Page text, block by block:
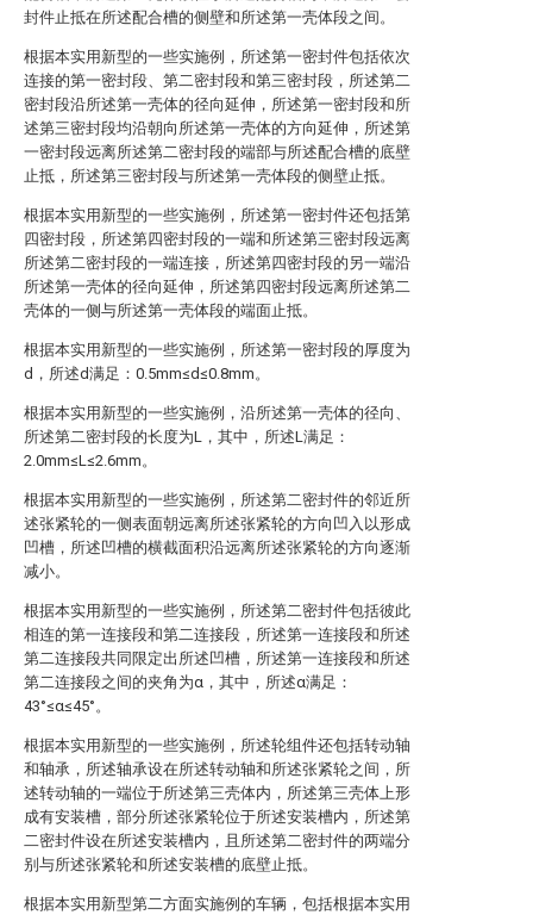
封件止抵在所述配合槽的侧壁和所述第一壳体段之间。
根据本实用新型的一些实施例，所述第一密封件包括依次
连接的第一密封段、第二密封段和第三密封段，所述第二
密封段沿所述第一壳体的径向延伸，所述第一密封段和所
述第三密封段均沿朝向所述第一壳体的方向延伸，所述第
一密封段远离所述第二密封段的端部与所述配合槽的底壁
止抵，所述第三密封段与所述第一壳体段的侧壁止抵。
根据本实用新型的一些实施例，所述第一密封件还包括第
四密封段，所述第四密封段的一端和所述第三密封段远离
所述第二密封段的一端连接，所述第四密封段的另一端沿
所述第一壳体的径向延伸，所述第四密封段远离所述第二
壳体的一侧与所述第一壳体段的端面止抵。
根据本实用新型的一些实施例，所述第一密封段的厚度为
d，所述d满足：0.5mm≤d≤0.8mm。
根据本实用新型的一些实施例，沿所述第一壳体的径向、
所述第二密封段的长度为L，其中，所述L满足：
2.0mm≤L≤2.6mm。
根据本实用新型的一些实施例，所述第二密封件的邻近所
述张紧轮的一侧表面朝远离所述张紧轮的方向凹入以形成
凹槽，所述凹槽的横截面积沿远离所述张紧轮的方向逐渐
减小。
根据本实用新型的一些实施例，所述第二密封件包括彼此
相连的第一连接段和第二连接段，所述第一连接段和所述
第二连接段共同限定出所述凹槽，所述第一连接段和所述
第二连接段之间的夹角为α，其中，所述α满足：
43°≤α≤45°。
根据本实用新型的一些实施例，所述轮组件还包括转动轴
和轴承，所述轴承设在所述转动轴和所述张紧轮之间，所
述转动轴的一端位于所述第三壳体内，所述第三壳体上形
成有安装槽，部分所述张紧轮位于所述安装槽内，所述第
二密封件设在所述安装槽内，且所述第二密封件的两端分
别与所述张紧轮和所述安装槽的底壁止抵。
根据本实用新型第二方面实施例的车辆，包括根据本实用